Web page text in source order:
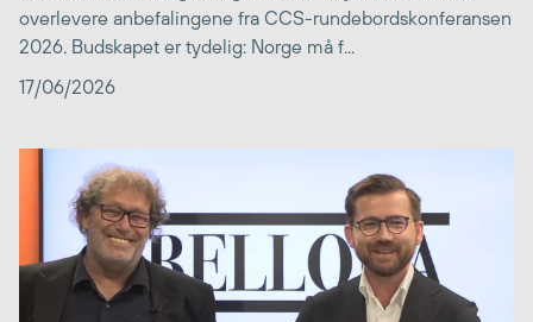
overlevere anbefalingene fra CCS-rundebordskonferansen
2026. Budskapet er tydelig: Norge må f...
17/06/2026